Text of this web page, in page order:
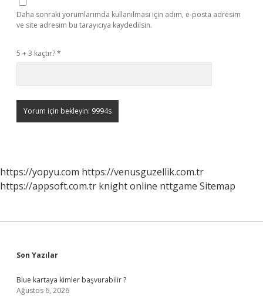
Daha sonraki yorumlarımda kullanılması için adım, e-posta adresim
ve site adresim bu tarayıcıya kaydedilsin.
5 + 3 kaçtır?*
https://yopyu.com https://venusguzellik.com.tr
https://appsoft.com.tr knight online nttgame Sitemap
Sidebar
Son Yazılar
Blue kartaya kimler başvurabilir ?
Ağustos 6, 2026